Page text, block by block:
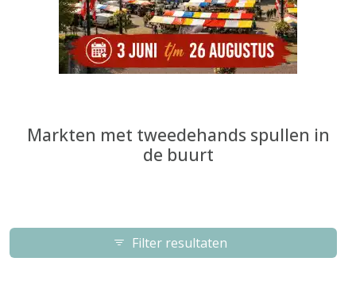
Markten met tweedehands spullen in
de buurt
Filter resultaten